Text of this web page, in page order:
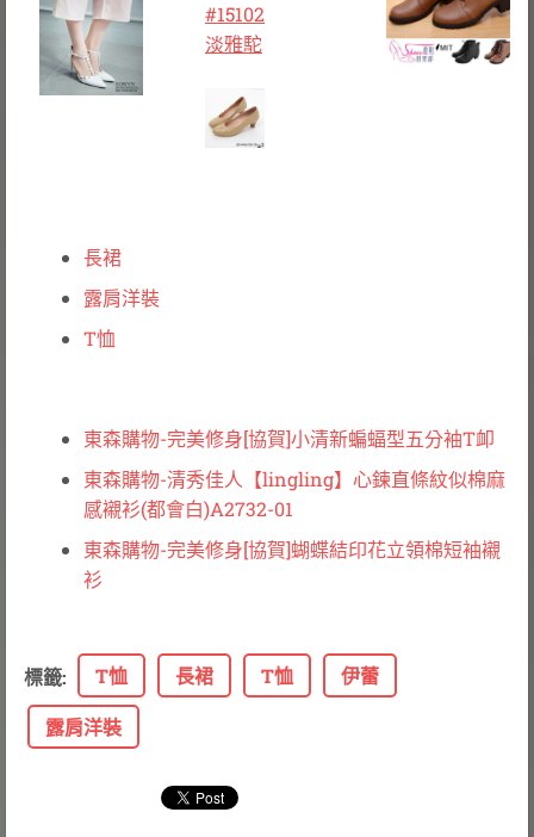
#15102
淡雅駝
長裙
露肩洋裝
T恤
東森購物-完美修身[協賀]小清新蝙蝠型五分袖T卹
東森購物-清秀佳人【lingling】心鍊直條紋似棉麻
感襯衫(都會白)A2732-01
東森購物-完美修身[協賀]蝴蝶結印花立領棉短袖襯
衫
標籤: T恤 長裙 T恤 伊蕾
露肩洋裝